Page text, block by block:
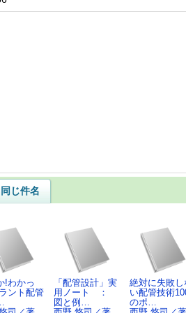
同じ件名
!わかっ
ント配管
「配管設計」実
用ノート ：
図と例…
絶対に失敗し
い配管技術
のポ…